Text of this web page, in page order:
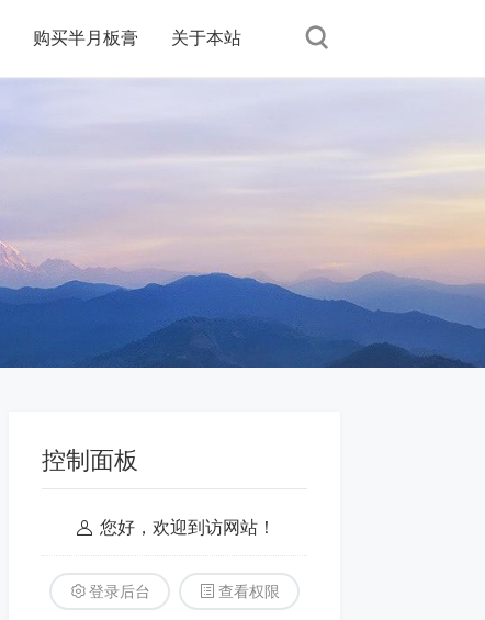
购买半月板膏 关于本站
控制面板
您好，欢迎到访网站！
登录后台 查看权限